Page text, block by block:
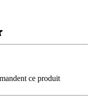
ce produit